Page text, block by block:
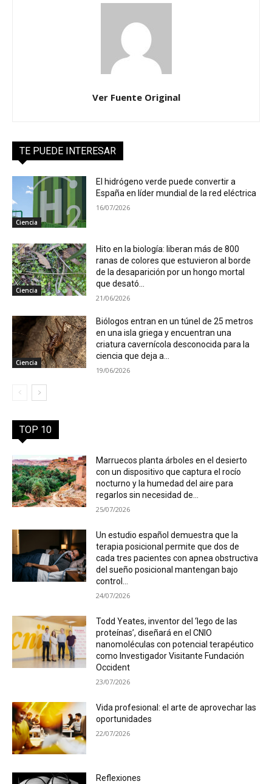
Ver Fuente Original
TE PUEDE INTERESAR
Ciencia
El hidrógeno verde puede convertir a
España en líder mundial de la red eléctrica
16/07/2026
Ciencia
Hito en la biología: liberan más de 800
ranas de colores que estuvieron al borde
de la desaparición por un hongo mortal
que desató...
21/06/2026
Ciencia
Biólogos entran en un túnel de 25 metros
en una isla griega y encuentran una
criatura cavernícola desconocida para la
ciencia que deja a...
19/06/2026
TOP 10
Marruecos planta árboles en el desierto
con un dispositivo que captura el rocío
nocturno y la humedad del aire para
regarlos sin necesidad de...
25/07/2026
Un estudio español demuestra que la
terapia posicional permite que dos de
cada tres pacientes con apnea obstructiva
del sueño posicional mantengan bajo
control...
24/07/2026
Todd Yeates, inventor del ‘lego de las
proteínas’, diseñará en el CNIO
nanomoléculas con potencial terapéutico
como Investigador Visitante Fundación
Occident
23/07/2026
Vida profesional: el arte de aprovechar las
oportunidades
22/07/2026
Reflexiones